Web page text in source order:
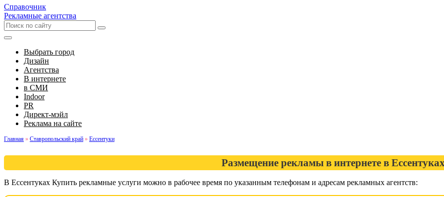
Справочник
Рекламные агентства
Выбрать город
Дизайн
Агентства
В интернете
в СМИ
Indoor
PR
Директ-мэйл
Реклама на сайте
Главная » Ставропольский край » Ессентуки
Размещение рекламы в интернете в Ессентуках
В Ессентуках Купить рекламные услуги можно в рабочее время по указанным телефонам и адресам рекламных агентств: